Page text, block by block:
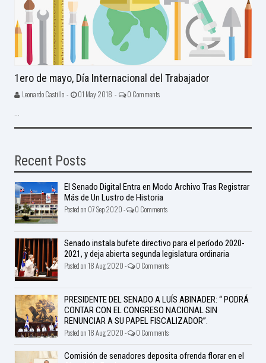
1ero de mayo, Día Internacional del Trabajador
Leonardo Castillo - 01 May 2018 - 0 Comments
Recent Posts
El Senado Digital Entra en Modo Archivo Tras Registrar
Más de Un Lustro de Historia
Posted on 07 Sep 2020 - 0 Comments
Senado instala bufete directivo para el período 2020-
2021, y deja abierta segunda legislatura ordinaria
Posted on 18 Aug 2020 - 0 Comments
PRESIDENTE DEL SENADO A LUÍS ABINADER: “ PODRÁ
CONTAR CON EL CONGRESO NACIONAL SIN
RENUNCIAR A SU PAPEL FISCALIZADOR”.
Posted on 18 Aug 2020 - 0 Comments
Comisión de senadores deposita ofrenda florar en el